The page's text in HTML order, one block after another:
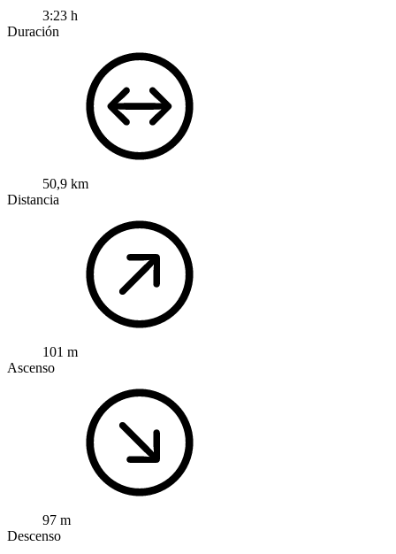
3:23 h
Duración
50,9 km
Distancia
101 m
Ascenso
97 m
Descenso